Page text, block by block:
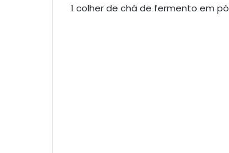
1 colher de chá de fermento em pó